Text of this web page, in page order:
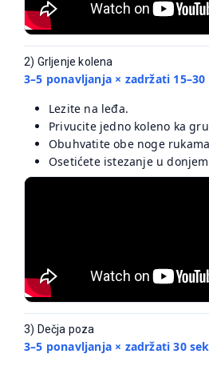
2) Grljenje kolena
3–5 ponavljanja × zadržati
Lezite na leđa.
Privucite jedno koleno ka
Obuhvatite obe noge
Osetićete istezanje u
3) Dečja poza
3–5 ponavljanja × zadržati 30